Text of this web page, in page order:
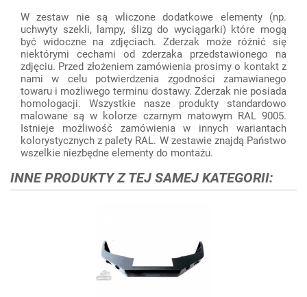
W zestaw nie są wliczone dodatkowe elementy (np.
uchwyty szekli, lampy, ślizg do wyciągarki) które mogą
być widoczne na zdjęciach. Zderzak może różnić się
niektórymi cechami od zderzaka przedstawionego na
zdjęciu. Przed złożeniem zamówienia prosimy o kontakt z
nami w celu potwierdzenia zgodności zamawianego
towaru i możliwego terminu dostawy. Zderzak nie posiada
homologacji. Wszystkie nasze produkty standardowo
malowane są w kolorze czarnym matowym RAL 9005.
Istnieje możliwość zamówienia w innych wariantach
kolorystycznych z palety RAL. W zestawie znajdą Państwo
wszelkie niezbędne elementy do montażu.
INNE PRODUKTY Z TEJ SAMEJ KATEGORII: